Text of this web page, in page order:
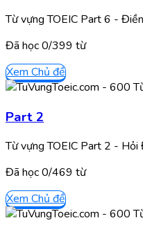
Từ vựng TOEIC Part 6 -
Đã học0/399 từ
Xem Chủ đề
Part 2
Từ vựng TOEIC Part 2 - Hỏi
Đã học0/469 từ
Xem Chủ đề